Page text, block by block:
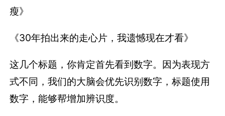
瘦》
《30年拍出来的走心片，我遗憾现在才看》
这几个标题，你肯定首先看到数字。因为表现方
式不同，我们的大脑会优先识别数字，标题使用
数字，能够帮增加辨识度。